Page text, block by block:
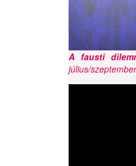
A fausti
július/